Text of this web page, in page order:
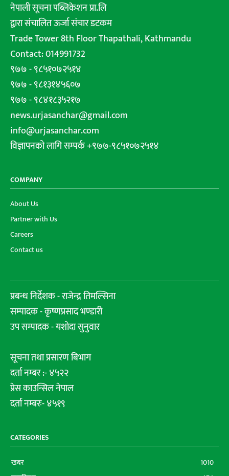
नेपाली सूचना पब्लिकेशन प्रा.लि
द्वारा संचालित ऊर्जा संचार डटकम
Trade Tower 8th Floor Thapathali, Kathmandu
Contact: 014991732
९७७ - ९८५१०७२५१४
९७७ - ९८१३१४५६०७
९७७ - ९८४१८३५२१७
news.urjasanchar@gmail.com
info@urjasanchar.com
विज्ञापनको लागि सम्पर्क +९७७-९८५१०७२५१४
COMPANY
About Us
Partner with Us
Careers
Contact us
प्रबन्ध निर्देशक - राजेन्द्र तिमल्सिना
सम्पादक - कृष्णप्रसाद भण्डारी
उप सम्पादक - यशोदा सुनुवार
सूचना तथा प्रसारण बिभाग
दर्ता नम्बर :- ४५२२
प्रेस काउन्सिल नेपाल
दर्ता नम्बरः- ४५१९
CATEGORIES
खबर
1010